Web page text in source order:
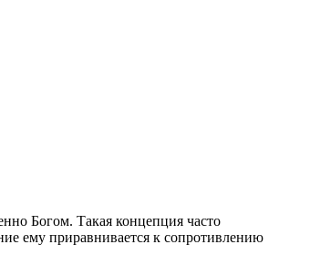
Богом. Такая концепция часто
ему приравнивается к сопротивлению